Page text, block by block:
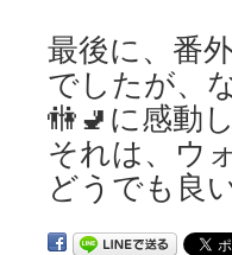
最後に、番
でしたが、
🚻🚽に感動
それは、ウ
どうでも良